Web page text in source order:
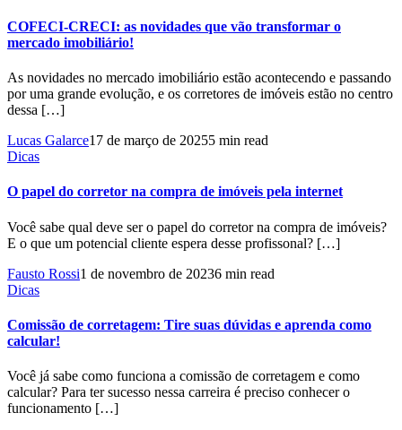
COFECI-CRECI: as novidades que vão transformar o
mercado imobiliário!
As novidades no mercado imobiliário estão acontecendo e passando
por uma grande evolução, e os corretores de imóveis estão no centro
dessa […]
Lucas Galarce17 de março de 20255 min read
Dicas
O papel do corretor na compra de imóveis pela internet
Você sabe qual deve ser o papel do corretor na compra de imóveis?
E o que um potencial cliente espera desse profissonal? […]
Fausto Rossi1 de novembro de 20236 min read
Dicas
Comissão de corretagem: Tire suas dúvidas e aprenda como
calcular!
Você já sabe como funciona a comissão de corretagem e como
calcular? Para ter sucesso nessa carreira é preciso conhecer o
funcionamento […]